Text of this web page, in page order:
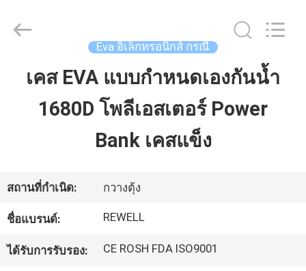
บ้าน
เกี่ยว
กับ
เรา
Limited.
Eva อิเล็กทรอนิกส์ กรณี
เคส EVA แบบกำหนดเองกันน้ำ
1680D โพลีเอสเตอร์ Power
Bank เคสแข็ง
สถานที่กำเนิด: กวางตุ้ง
ชื่อแบรนด์: REWELL
ได้รับการรับรอง: CE ROSH FDA ISO9001